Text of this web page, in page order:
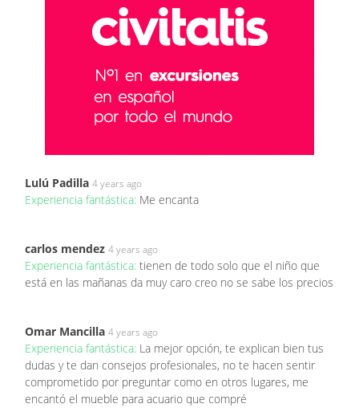
Lulú Padilla 4 years ago
Experiencia fantástica: Me encanta
carlos mendez 4 years ago
Experiencia fantástica: tienen de todo solo que el niño que
está en las mañanas da muy caro creo no se sabe los precios
Omar Mancilla 4 years ago
Experiencia fantástica: La mejor opción, te explican bien tus
dudas y te dan consejos profesionales, no te hacen sentir
comprometido por preguntar como en otros lugares, me
encantó el mueble para acuario que compré